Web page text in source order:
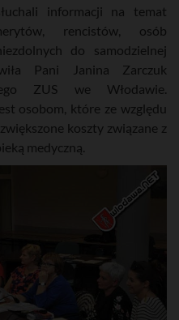
informacji na temat
rencistów, osób
do samodzielnej
Pani Janina Zarczuk
ZUS we Włodawie.
osobom, które ze względu
koszty związane z
medyczną.